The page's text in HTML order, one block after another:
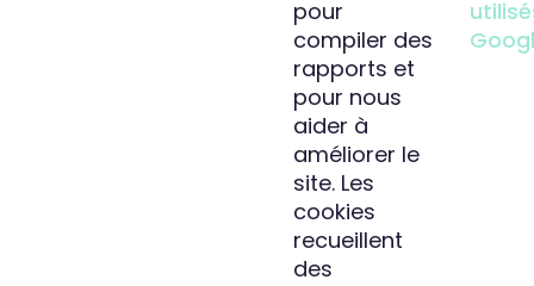
pour
compiler des
rapports et
pour nous
aider à
améliorer le
site. Les
cookies
recueillent
des